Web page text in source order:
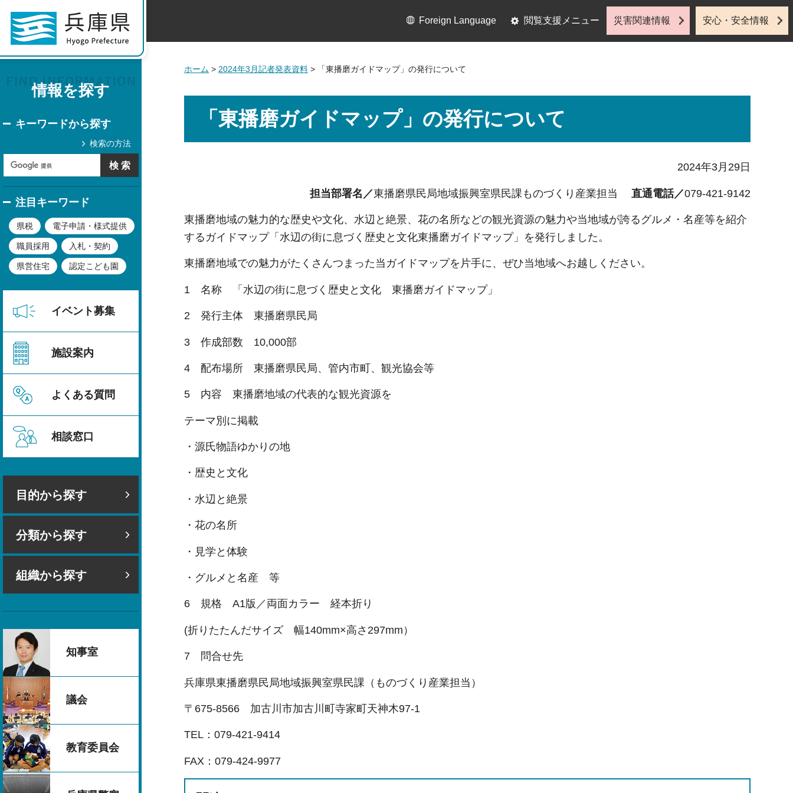
情報を探す
キーワードから探す
検索の方法
注目キーワード
県税 電子申請・様式提供
職員採用 入札・契約
県営住宅 認定こども園
イベント募集
施設案内
よくある質問
相談窓口
目的から探す
分類から探す
組織から探す
知事室
議会
教育委員会
Foreign Language 閲覧支援メニュー 災害関連情報 安心・安全情報
ホーム > 2024年3月記者発表資料 > 「東播磨ガイドマップ」の発行について
「東播磨ガイドマップ」の発行について
2024年3月29日
担当部署名／東播磨県民局地域振興室県民課ものづくり産業担当 直通電話／079-421-9142
東播磨地域の魅力的な歴史や文化、水辺と絶景、花の名所などの観光資源の魅力や当地域が誇るグルメ・名産等を紹介
するガイドマップ「水辺の街に息づく歴史と文化東播磨ガイドマップ」を発行しました。
東播磨地域での魅力がたくさんつまった当ガイドマップを片手に、ぜひ当地域へお越しください。
1 名称 「水辺の街に息づく歴史と文化 東播磨ガイドマップ」
2 発行主体 東播磨県民局
3 作成部数 10,000部
4 配布場所 東播磨県民局、管内市町、観光協会等
5 内容 東播磨地域の代表的な観光資源を
テーマ別に掲載
・源氏物語ゆかりの地
・歴史と文化
・水辺と絶景
・花の名所
・見学と体験
・グルメと名産 等
6 規格 A1版／両面カラー 経本折り
(折りたたんだサイズ 幅140mm×高さ297mm）
7 問合せ先
兵庫県東播磨県民局地域振興室県民課（ものづくり産業担当）
〒675-8566 加古川市加古川町寺家町天神木97-1
TEL：079-421-9414
FAX：079-424-9977